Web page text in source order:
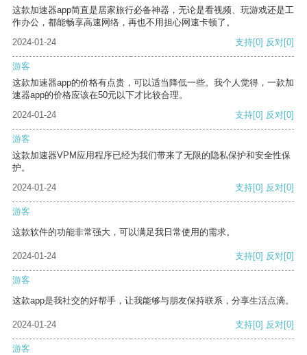
这款加速器app简直是居家旅行必备神器，无论是看视频、玩游戏还是工
作办公，都能畅享高速网络，再也不用担心网速卡顿了。
2024-01-24
支持[0] 反对[0]
游客
这款加速器app的价格有点贵，可以适当降低一些。我个人觉得，一款加
速器app的价格应该在50元以下才比较合理。
2024-01-24
支持[0] 反对[0]
游客
这款加速器VPM应用程序已经为我们带来了无限的隐私保护和安全性保
护。
2024-01-24
支持[0] 反对[0]
游客
这款软件的功能非常强大，可以满足我日常使用的需求。
2024-01-24 支持[0] 反对[0]
游客
这款app是我社交的好帮手，让我能够与朋友保持联系，分享生活点滴。
2024-01-24 支持[0] 反对[0]
游客